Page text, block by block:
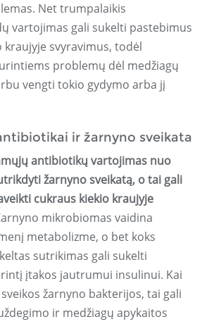
Net trumpalaikis
vartojimas gali sukelti pastebimus
kraujyje svyravimus, todėl
problemų dėl medžiagų
vengti tokio gydymo arba jį
ir žarnyno sveikata
antibiotikų vartojimas nuo
žarnyno sveikatą, o tai gali
cukraus kiekio kraujyje
mikrobiomas vaidina
metabolizme, o bet koks
sutrikimas gali sukelti
įtakos jautrumui insulinui. Kai
žarnyno bakterijos, tai gali
ir medžiagų apykaitos